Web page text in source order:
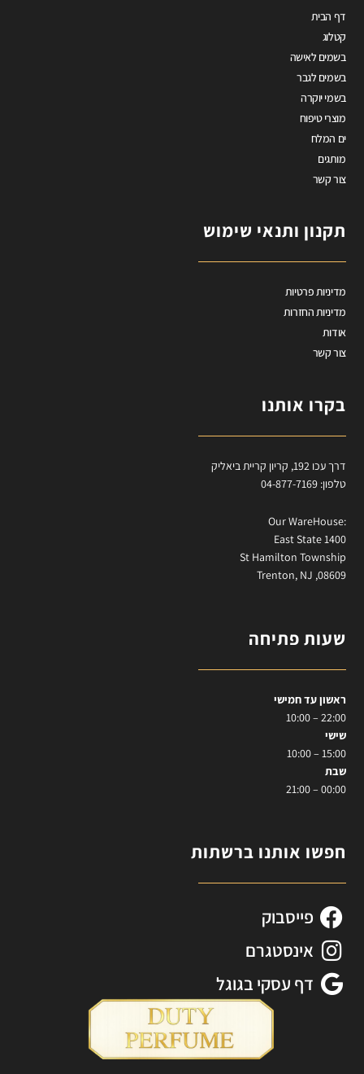
דף הבית
קטלוג
בשמים לאישה
בשמים לגבר
בשמי יוקרה
מוצרי טיפוח
ים המלח
מותגים
צור קשר
תקנון ותנאי שימוש
מדיניות פרטיות
מדיניות החזרות
אודות
צור קשר
בקרו אותנו
דרך עכו 192, קריון קריית ביאליק
טלפון: 04-877-7169
:Our WareHouse
East State 1400
St Hamilton Township
Trenton, NJ ,08609
שעות פתיחה
ראשון עד חמישי
22:00 – 10:00
שישי
15:00 – 10:00
שבת
00:00 – 21:00
חפשו אותנו ברשתות
פייסבוק
אינסטגרם
דף עסקי בגוגל